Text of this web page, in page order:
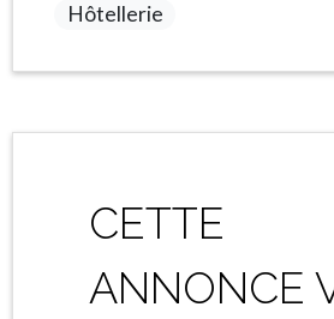
Hôtellerie
CETTE
ANNONCE